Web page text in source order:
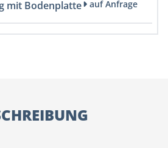
mit Bodenplatte auf Anfrage